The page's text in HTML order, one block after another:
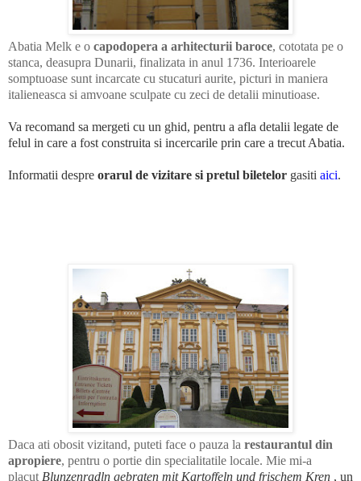
Abatia Melk e o capodopera a arhitecturii baroce, cototata pe o
stanca, deasupra Dunarii, finalizata in anul 1736. Interioarele
somptuoase sunt incarcate cu stucaturi aurite, picturi in maniera
italieneasca si amvoane sculpate cu zeci de detalii minutioase.
Va recomand sa mergeti cu un ghid, pentru a afla detalii legate de
felul in care a fost construita si incercarile prin care a trecut Abatia.
Informatii despre orarul de vizitare si pretul biletelor gasiti aici.
Daca ati obosit vizitand, puteti face o pauza la restaurantul din
apropiere, pentru o portie din specialitatile locale. Mie mi-a
placut Blunzenradln gebraten mit Kartoffeln und frischem Kren , un